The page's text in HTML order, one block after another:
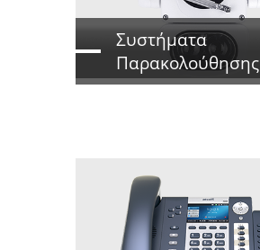
Συστήματα
Παρακολούθησης